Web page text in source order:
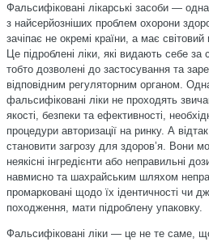
Фальсифіковані лікарські засоби — одна
з найсерйозніших проблем охорони
зачіпає не окремі країни, а має
Це підроблені ліки, які видають себе за
тобто дозволені до застосування та
відповідним регуляторним органом.
фальсифіковані ліки не проходять
якості, безпеки та ефективності,
процедури авторизації на ринку. А
становити загрозу для здоров’я. Вони
неякісні інгредієнти або неправильні
навмисно та шахрайським шляхом
промарковані щодо їх ідентичності чи
походження, мати підроблену упаковку.
Фальсифіковані ліки — це не те саме,